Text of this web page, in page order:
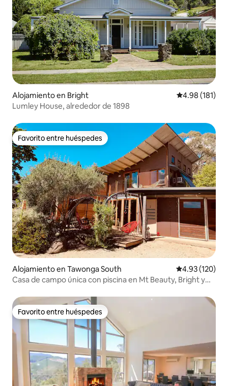
Alojamiento en Bright Calificación
4.98 (181)
Lumley House, alrededor de 1898
Favorito entre huéspedes
Favorito entre huéspedes
Alojamiento en Tawonga South Calificación
4.93 (120)
Casa de campo única con piscina en Mt Beauty, Bright y
Favorito entre huéspedes
Favorito entre huéspedes